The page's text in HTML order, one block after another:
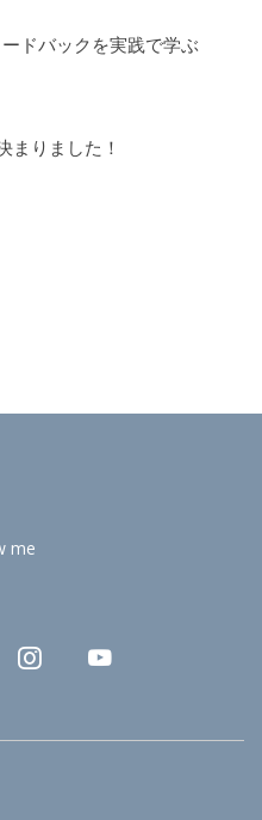
ドバックを実践で学ぶ
まりました！
me